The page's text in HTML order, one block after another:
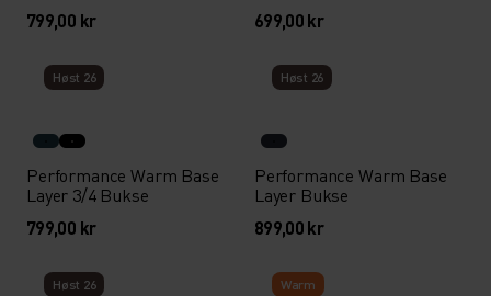
799,00 kr
699,00 kr
Høst 26
Performance Warm Base
Layer 3/4 Bukse
799,00 kr
Høst 26
Performance Warm Base
Layer Bukse
899,00 kr
Høst 26 Warm